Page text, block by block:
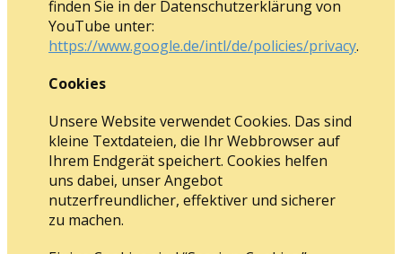
finden Sie in der Datenschutzerklärung von
YouTube unter:
https://www.google.de/intl/de/policies/privacy.
Cookies
Unsere Website verwendet Cookies. Das sind
kleine Textdateien, die Ihr Webbrowser auf
Ihrem Endgerät speichert. Cookies helfen
uns dabei, unser Angebot
nutzerfreundlicher, effektiver und sicherer
zu machen.